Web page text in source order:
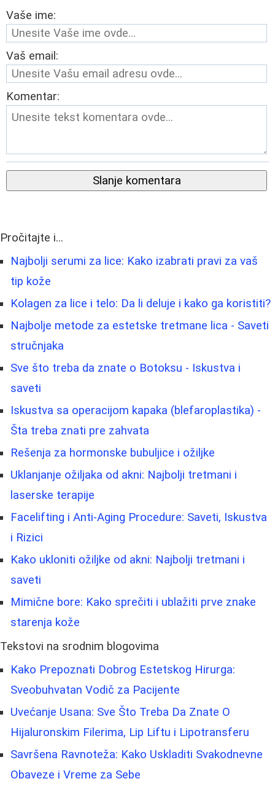
Vaše ime:
Vaš email:
Komentar:
Slanje komentara
Pročitajte i...
Najbolji serumi za lice: Kako izabrati pravi za vaš
tip kože
Kolagen za lice i telo: Da li deluje i kako ga koristiti?
Najbolje metode za estetske tretmane lica - Saveti
stručnjaka
Sve što treba da znate o Botoksu - Iskustva i
saveti
Iskustva sa operacijom kapaka (blefaroplastika) -
Šta treba znati pre zahvata
Rešenja za hormonske bubuljice i ožiljke
Uklanjanje ožiljaka od akni: Najbolji tretmani i
laserske terapije
Facelifting i Anti-Aging Procedure: Saveti, Iskustva
i Rizici
Kako ukloniti ožiljke od akni: Najbolji tretmani i
saveti
Mimične bore: Kako sprečiti i ublažiti prve znake
starenja kože
Tekstovi na srodnim blogovima
Kako Prepoznati Dobrog Estetskog Hirurga:
Sveobuhvatan Vodič za Pacijente
Uvećanje Usana: Sve Što Treba Da Znate O
Hijaluronskim Filerima, Lip Liftu i Lipotransferu
Savršena Ravnoteža: Kako Uskladiti Svakodnevne
Obaveze i Vreme za Sebe